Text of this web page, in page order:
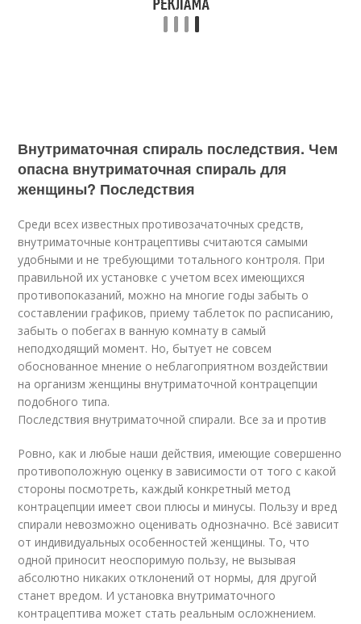
Внутриматочная спираль последствия. Чем
опасна внутриматочная спираль для
женщины? Последствия
Среди всех известных противозачаточных средств,
внутриматочные контрацептивы считаются самыми
удобными и не требующими тотального контроля. При
правильной их установке с учетом всех имеющихся
противопоказаний, можно на многие годы забыть о
составлении графиков, приему таблеток по расписанию,
забыть о побегах в ванную комнату в самый
неподходящий момент. Но, бытует не совсем
обоснованное мнение о неблагоприятном воздействии
на организм женщины внутриматочной контрацепции
подобного типа.
Последствия внутриматочной спирали. Все за и против
Ровно, как и любые наши действия, имеющие совершенно
противоположную оценку в зависимости от того с какой
стороны посмотреть, каждый конкретный метод
контрацепции имеет свои плюсы и минусы. Пользу и вред
спирали невозможно оценивать однозначно. Всё зависит
от индивидуальных особенностей женщины. То, что
одной приносит неоспоримую пользу, не вызывая
абсолютно никаких отклонений от нормы, для другой
станет вредом. И установка внутриматочного
контрацептива может стать реальным осложнением.